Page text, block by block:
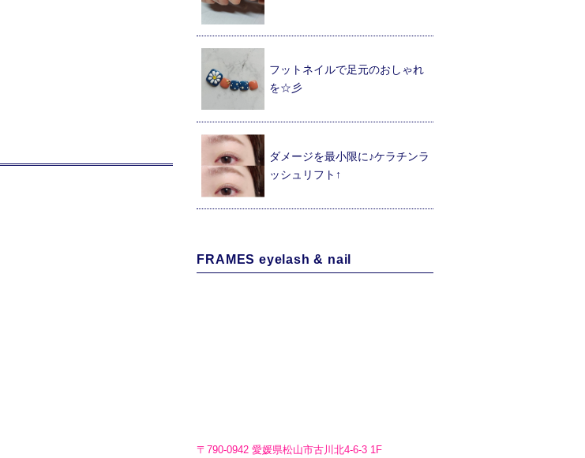
フットネイルで足元のおしゃれ
を☆彡
ダメージを最小限に♪ケラチンラ
ッシュリフト↑
FRAMES eyelash & nail
〒790-0942 愛媛県松山市古川北4-6-3 1F